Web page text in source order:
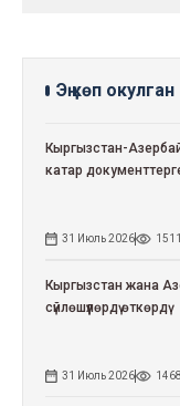
Эң көп окулган
Кыргызстан-
катар
31 Июль 2026 1511
Кыргызстан жана
сүйлөшүүлөрдү өткөрдү
31 Июль 2026 1468